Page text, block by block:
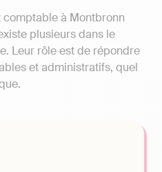
à Montbronn
plusieurs dans le
Leur rôle est de répondre
et administratifs, quel